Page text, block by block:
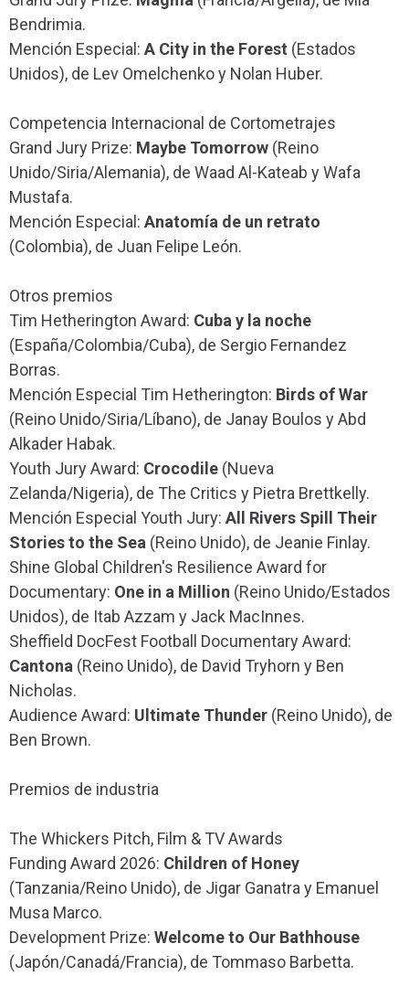
Bendrimia.
Mención Especial: A City in the Forest (Estados
Unidos), de Lev Omelchenko y Nolan Huber.
Competencia Internacional de Cortometrajes
Grand Jury Prize: Maybe Tomorrow (Reino
Unido/Siria/Alemania), de Waad Al-Kateab y Wafa
Mustafa.
Mención Especial: Anatomía de un retrato
(Colombia), de Juan Felipe León.
Otros premios
Tim Hetherington Award: Cuba y la noche
(España/Colombia/Cuba), de Sergio Fernandez
Borras.
Mención Especial Tim Hetherington: Birds of War
(Reino Unido/Siria/Líbano), de Janay Boulos y Abd
Alkader Habak.
Youth Jury Award: Crocodile (Nueva
Zelanda/Nigeria), de The Critics y Pietra Brettkelly.
Mención Especial Youth Jury: All Rivers Spill Their
Stories to the Sea (Reino Unido), de Jeanie Finlay.
Shine Global Children's Resilience Award for
Documentary: One in a Million (Reino Unido/Estados
Unidos), de Itab Azzam y Jack MacInnes.
Sheffield DocFest Football Documentary Award:
Cantona (Reino Unido), de David Tryhorn y Ben
Nicholas.
Audience Award: Ultimate Thunder (Reino Unido), de
Ben Brown.
Premios de industria
The Whickers Pitch, Film & TV Awards
Funding Award 2026: Children of Honey
(Tanzania/Reino Unido), de Jigar Ganatra y Emanuel
Musa Marco.
Development Prize: Welcome to Our Bathhouse
(Japón/Canadá/Francia), de Tommaso Barbetta.